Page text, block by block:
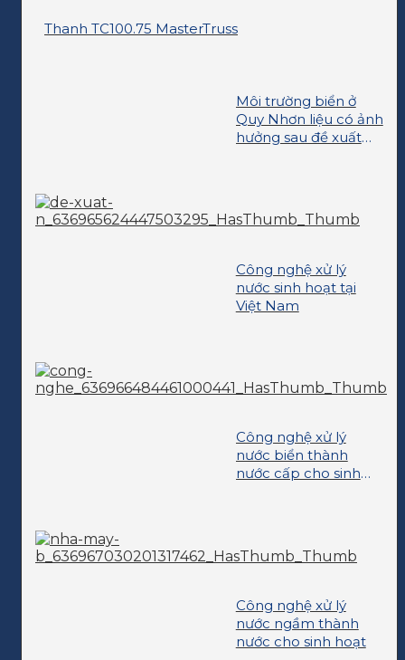
Thanh TC100.75 MasterTruss
Môi trường biển ở
Quy Nhơn liệu có ảnh
hưởng sau đề xuất
Công nghệ xử lý
nước sinh hoạt tại
Việt Nam
Công nghệ xử lý
nước biển thành
nước cấp cho sinh
Công nghệ xử lý
nước ngầm thành
nước cho sinh hoạt